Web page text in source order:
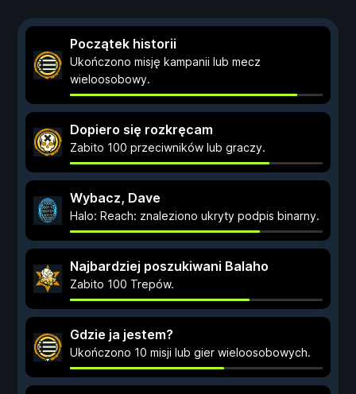
Początek historii
Ukończono misję kampanii lub mecz
wieloosobowy.
Dopiero się rozkręcam
Zabito 100 przeciwników lub graczy.
Wybacz, Dave
Halo: Reach: znaleziono ukryty podpis binarny.
Najbardziej poszukiwani Balaho
Zabito 100 Trepów.
Gdzie ja jestem?
Ukończono 10 misji lub gier wieloosobowych.